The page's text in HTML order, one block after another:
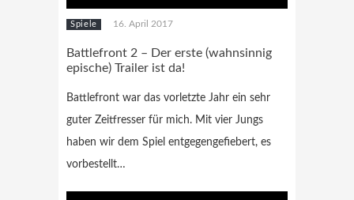
Spiele 16. April 2017
Battlefront 2 – Der erste (wahnsinnig
epische) Trailer ist da!
Battlefront war das vorletzte Jahr ein sehr
guter Zeitfresser für mich. Mit vier Jungs
haben wir dem Spiel entgegengefiebert, es
vorbestellt…